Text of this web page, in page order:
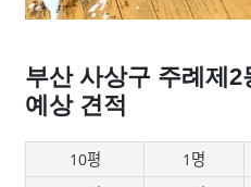
부산 사상구 주례제
예상 견적
10평 1명